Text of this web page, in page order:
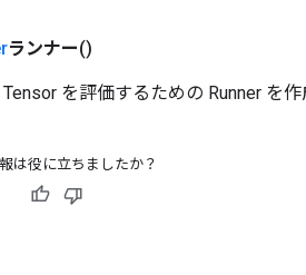
ランナー()
を評価するための Runner を
は役に立ちましたか？